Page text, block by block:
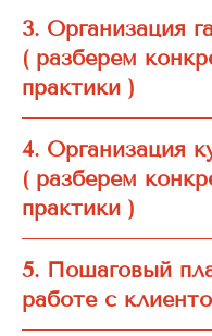
3. Организация
( разберем
практики )
4. Организация
( разберем
практики )
5. Пошаговый
работе с